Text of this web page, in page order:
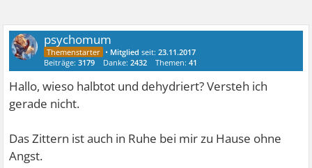
psychomum
• Mitglied seit:23.11.2017
Beiträge:3179 Danke:2432 Themen:41
Hallo, wieso halbtot und dehydriert? Versteh ich
gerade nicht.
Das Zittern ist auch in Ruhe bei mir zu Hause ohne
Angst.